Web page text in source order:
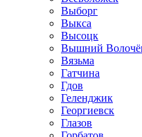
Выборг
Выкса
Высоцк
Вышний
Вязьма
Гатчина
Гдов
Геленджик
Георгиевск
Глазов